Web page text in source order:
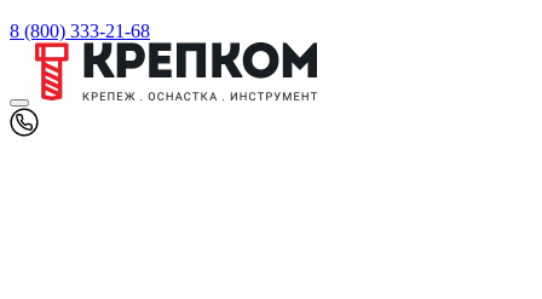
8 (800) 333-21-68